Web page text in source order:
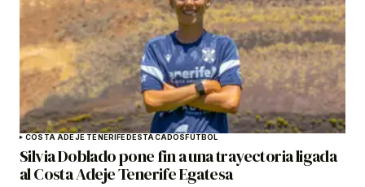
COSTA ADEJE TENERIFE DESTACADOS FÚTBOL
Silvia Doblado pone fin a una trayectoria ligada
al Costa Adeje Tenerife Egatesa